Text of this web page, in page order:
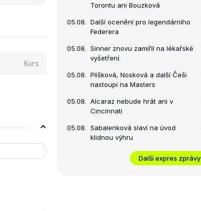
Kurs
Torontu ani Bouzková
05.08. Další ocenění pro legendárního
Federera
05.08. Sinner znovu zamířil na lékařské
vyšetření
05.08. Plíšková, Nosková a další Češi
nastoupí na Masters
05.08. Alcaraz nebude hrát ani v
Cincinnati
05.08. Sabalenková slaví na úvod
klidnou výhru
Další expres zprávy